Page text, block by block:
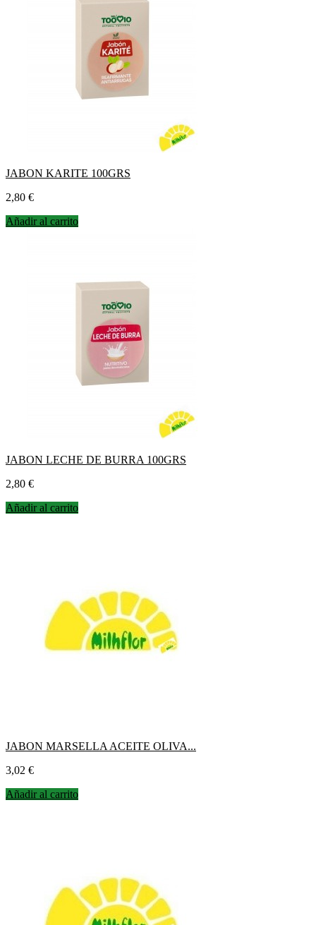
JABON KARITE 100GRS
Precio
2,80 €
Añadir al carrito
JABON LECHE DE BURRA 100GRS
Precio
2,80 €
Añadir al carrito
JABON MARSELLA ACEITE OLIVA...
Precio
3,02 €
Añadir al carrito